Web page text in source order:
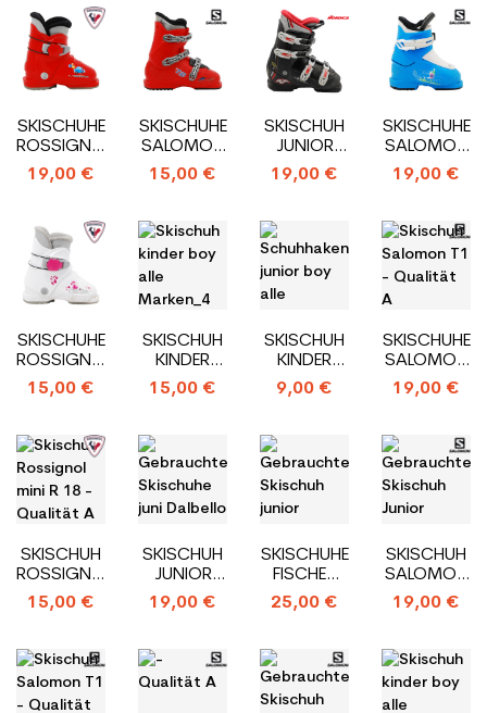
SKISCHUHE
ROSSIGNOL
R
18_HINTERER
19,00 €
SKISCHUHE
SALOMON
MODELL
PERFORMA
HAKEN
15,00 €
SKISCHUH
JUNIOR
NORDICA
GP TJ_4
19,00 €
SKISCHUHE
SALOMON
T1_1
HAKEN
19,00 €
SKISCHUHE
ROSSIGNOL
R
18_HINTERER
15,00 €
SKISCHUH
KINDER
BOY ALLE
MARKEN_4
15,00 €
SKISCHUH
KINDER
BOY ALLE
MARKEN_HINTERER
9,00 €
SKISCHUHE
SALOMON
T1_1
HAKEN
19,00 €
SKISCHUH
ROSSIGNOL
MINI R
18_HECKEINSTEIGER
15,00 €
SKISCHUH
JUNIOR
DALBELLO
CXR3_3
19,00 €
SKISCHUHE
FISCHER
X50 JR_4
HAKEN
25,00 €
SKISCHUH
SALOMON
T1_1
HAKEN
19,00 €